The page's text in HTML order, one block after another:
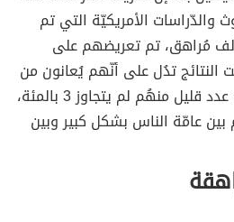
الأمريكيّة التي تم
على ما يُقارب 54 ألف مُراهق، تم تعريضهم على
النتائج تدُل على أنّهم يُعانون من
بعض الاضطرابات، باستثناء عدد قليل منهُم لم يتجاوز 3 بالمئة،
عامّة الناس بشكل كبير وبين